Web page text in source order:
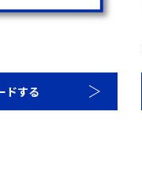
ドする